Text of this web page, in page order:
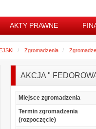
AKTY PRAWNE
Zgromadzenia
AKCJA "
Miejsce zgromadzenia
Termin zgromadzenia
(rozpoczęcie)